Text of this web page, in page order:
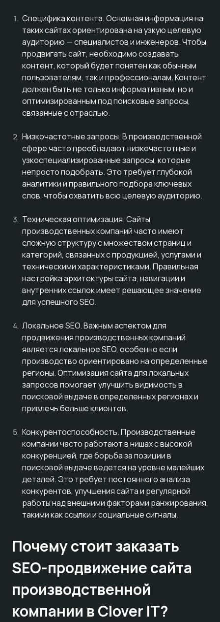
Специфика контента. Основная информация на
таких сайтах ориентирована на узкую целевую
аудиторию — специалистов и инженеров. Чтобы
продвигать сайт, необходимо создавать
контент, который будет понятен как обычным
пользователям, так и профессионалам. Контент
должен быть не только информативным, но и
оптимизированным под поисковые запросы,
связанные с отраслью.
Низкочастотные запросы. В производственной
сфере часто преобладают низкочастотные и
узкоспециализированные запросы, которые
непросто подобрать. Это требует глубокой
аналитики и правильного подбора ключевых
слов, чтобы охватить всю целевую аудиторию.
Техническая оптимизация. Сайты
производственных компаний часто имеют
сложную структуру с множеством страниц и
категорий, связанных с продукцией, услугами и
техническими характеристиками. Правильная
настройка архитектуры сайта, навигации и
внутренних ссылок имеет решающее значение
для успешного SEO.
Локальное SEO. Важным аспектом для
продвижения производственных компаний
является локальное SEO, особенно если
производство ориентировано на определенные
регионы. Оптимизация сайта для локальных
запросов помогает улучшить видимость в
поисковой выдаче в определенных регионах и
привлечь больше клиентов.
Конкурентоспособность. Производственные
компании часто работают в нишах с высокой
конкуренцией, где борьба за позиции в
поисковой выдаче ведется на уровне малейших
деталей. Это требует постоянного анализа
конкурентов, улучшения сайта и регулярной
работы над внешними факторами ранжирования,
такими как ссылки и социальные сигналы.
Почему стоит заказать
SEO-продвижение сайта
производственной
компании в Clover IT?